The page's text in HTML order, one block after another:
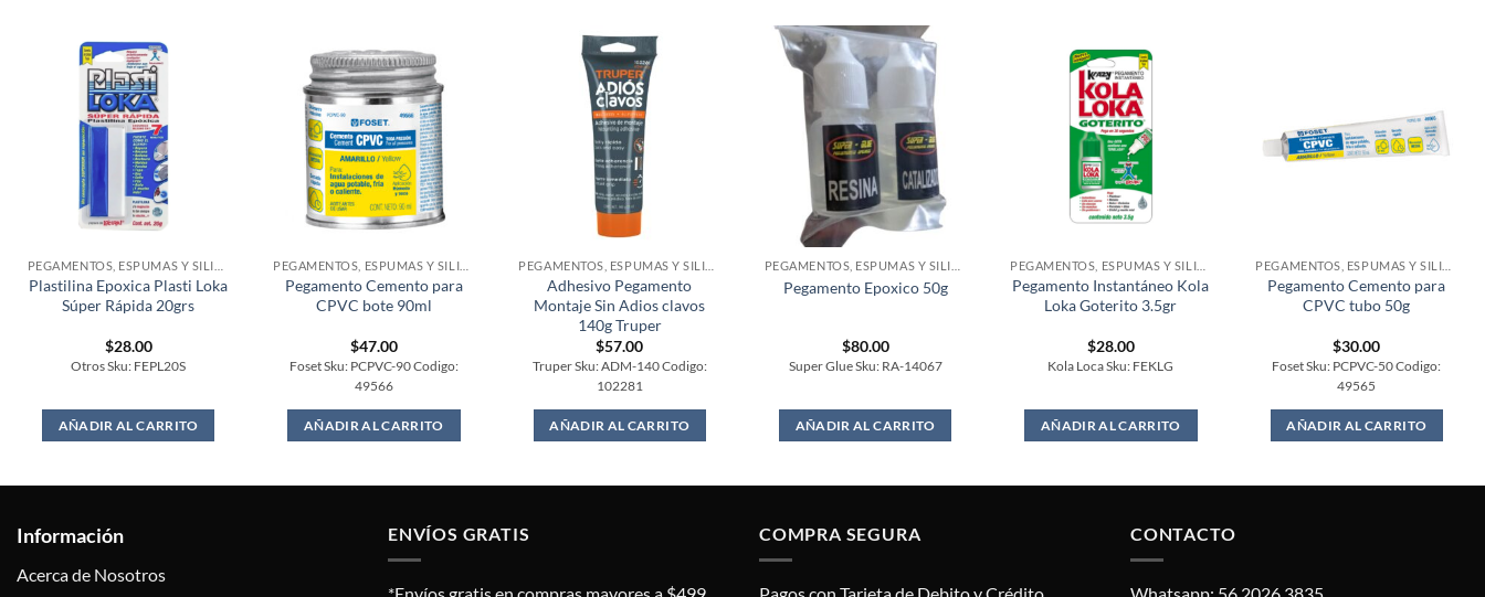
Plastilina Epoxica Plasti Loka
Súper Rápida 20grs
$28.00
Otros Sku: FEPL20S
AÑADIR AL CARRITO
Pegamento Cemento para
CPVC bote 90ml
$47.00
Foset Sku: PCPVC-90 Codigo:
49566
AÑADIR AL CARRITO
Adhesivo Pegamento
Montaje Sin Adios clavos
140g Truper
$57.00
Truper Sku: ADM-140 Codigo:
102281
AÑADIR AL CARRITO
Pegamento Epoxico 50g
$80.00
Super Glue Sku: RA-14067
AÑADIR AL CARRITO
Pegamento Instantáneo Kola
Loka Goterito 3.5gr
$28.00
Kola Loca Sku: FEKLG
AÑADIR AL CARRITO
Pegamento Cemento para
CPVC tubo 50g
$30.00
Foset Sku: PCPVC-50 Codigo:
49565
AÑADIR AL CARRITO
Información
Acerca de Nosotros
ENVÍOS GRATIS COMPRA SEGURA CONTACTO